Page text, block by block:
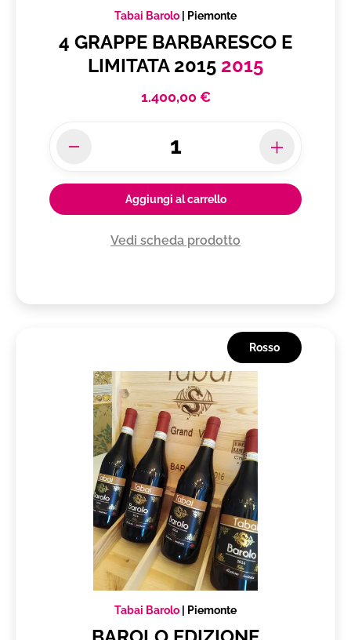
Tabai Barolo Piemonte
4 GRAPPE BARBARESCO E
LIMITATA 2015 2015
1.400,00 €
Aggiungi al carrello
Vedi scheda prodotto
Rosso
Tabai Barolo Piemonte